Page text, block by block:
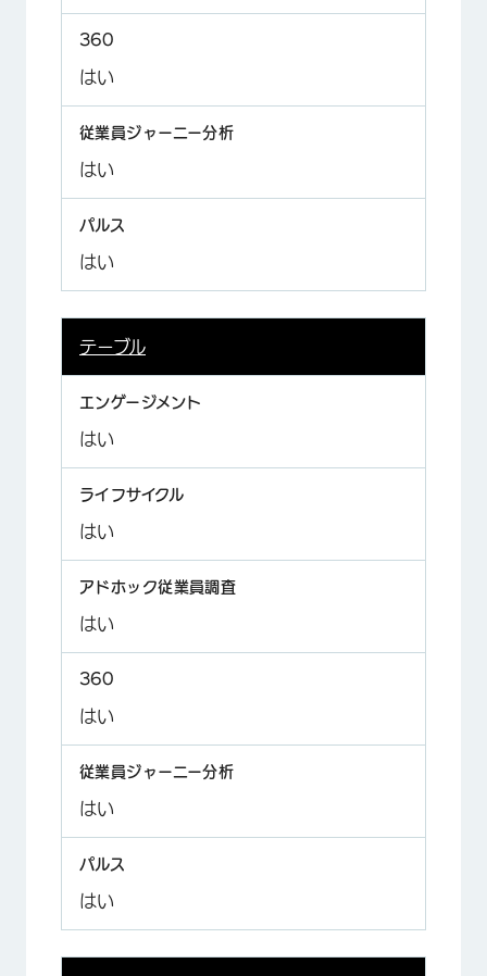
はい
はい
はい
テーブル
はい
はい
はい
はい
はい
はい